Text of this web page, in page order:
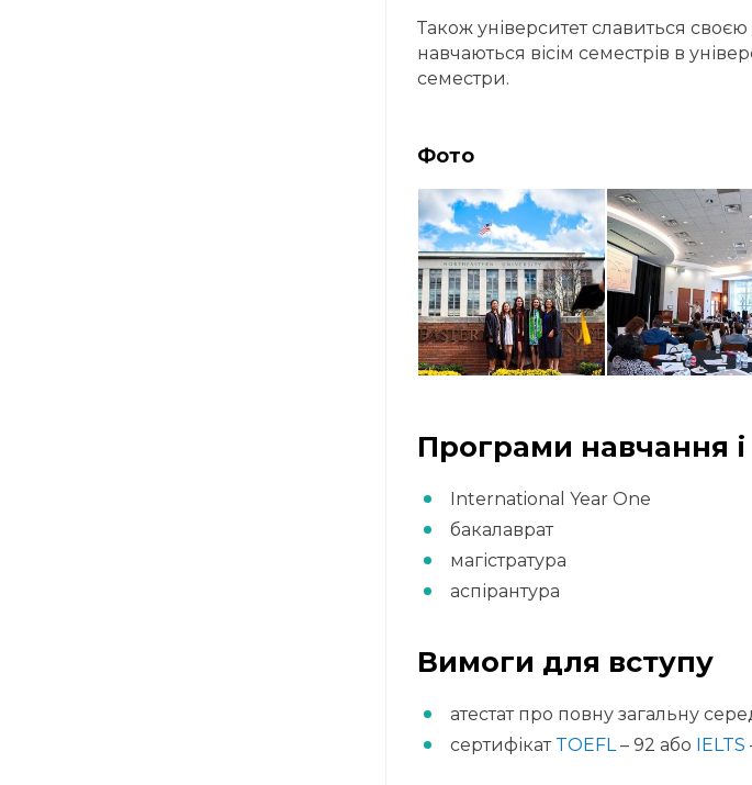
Також університет славиться
навчаються вісім семестрів в
семестри.
Фото
Програми навчання і
International Year One
бакалаврат
магістратура
аспірантура
Вимоги для вступу
атестат про повну загальну
сертифікат TOEFL– 92 або IELTS